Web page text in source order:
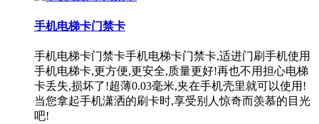
手机电梯卡门禁卡
手机电梯卡门禁卡手机电梯卡门禁卡,适进门刷手机使用
手机电梯卡,更方便,更安全,质量更好!再也不用担心电梯
卡丢失,损坏了!超薄0.03毫米,夹在手机壳里就可以使用!
当您拿起手机潇洒的刷卡时,享受别人惊奇而羡慕的目光
吧!